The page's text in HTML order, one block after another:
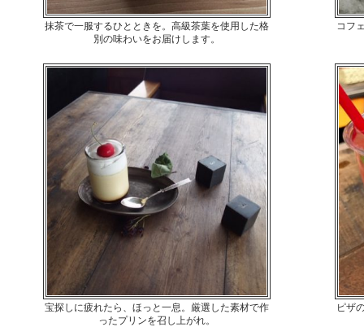
抹茶で一服するひとときを。高級茶葉を使用した格
別の味わいをお届けします。
コフ
宝探しに疲れたら、ほっと一息。厳選した素材で作
ったプリンを召し上がれ。
ピザ